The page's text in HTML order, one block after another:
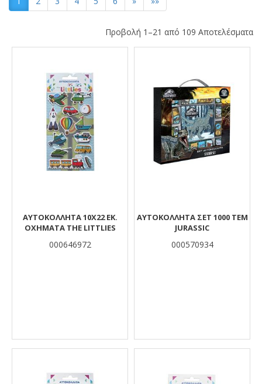
Προβολή 1–21 από 109 Αποτελέσματα
Αποτελέσματα
ΑΥΤΟΚΟΛΛΗΤΑ 10X22 EK.
ΟΧΗΜΑΤΑ THE LITTLIES
000646972
ΑΥΤΟΚΟΛΛΗΤA ΣΕΤ 1000 ΤΕΜ
JURASSIC
000570934